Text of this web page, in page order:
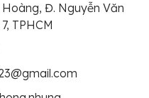
Đ. Nguyễn Văn
TPHCM